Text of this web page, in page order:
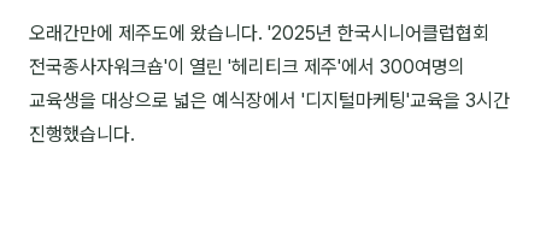
👥 리더십 · 조직
📚 인문학 · 교양
오래간만에 제주도에 왔습니다. '2025년 한국시니어클럽협회
전국종사자워크숍'이 열린 '헤리티크 제주'에서 300여명의
교육생을 대상으로 넓은 예식장에서 '디지털마케팅'교육을 3시간
진행했습니다.